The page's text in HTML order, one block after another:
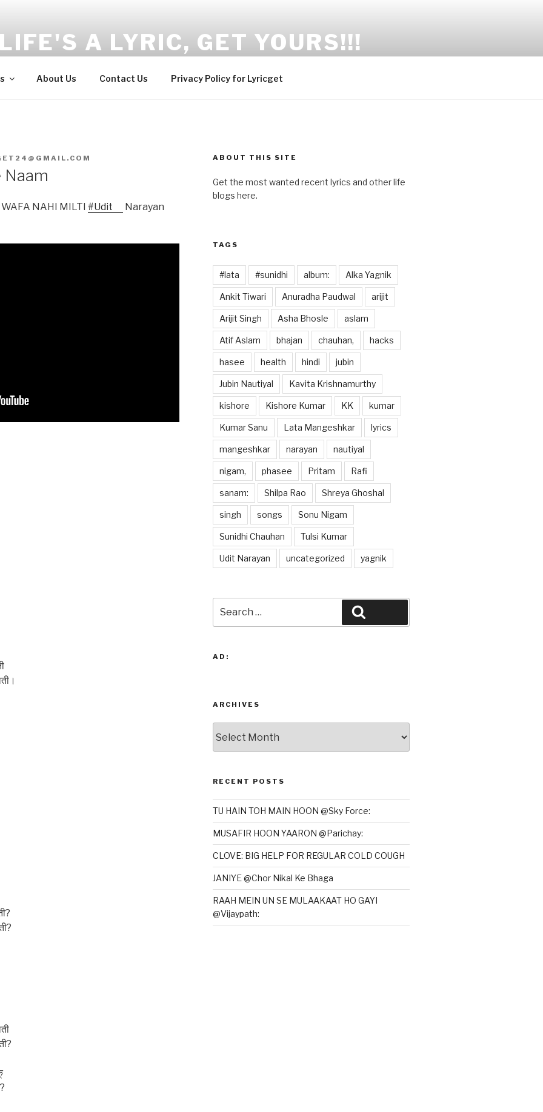
A LYRIC, GET YOURS!!!
About Us Contact Us Privacy Policy for Lyricget
Naam
NAHI MILTI #Udit
Narayan
ABOUT THIS SITE
Get the most wanted recent lyrics and other life
blogs here.
TAGS
#lata #sunidhi album: Alka Yagnik
Ankit Tiwari Anuradha Paudwal arijit
Arijit Singh Asha Bhosle aslam
Atif Aslam bhajan chauhan, hacks
hasee health hindi jubin
Jubin Nautiyal Kavita Krishnamurthy
kishore Kishore Kumar KK kumar
Kumar Sanu Lata Mangeshkar lyrics
mangeshkar narayan nautiyal
nigam, phasee Pritam Rafi
sanam: Shilpa Rao Shreya Ghoshal
singh songs Sonu Nigam
Sunidhi Chauhan Tulsi Kumar
Udit Narayan uncategorized yagnik
for:
AD:
ARCHIVES
RECENT POSTS
TU HAIN TOH MAIN HOON @Sky Force:
MUSAFIR HOON YAARON @Parichay:
CLOVE: BIG HELP FOR REGULAR COLD COUGH
JANIYE @Chor Nikal Ke Bhaga
RAAH MEIN UN SE MULAAKAAT HO GAYI
@Vijaypath: